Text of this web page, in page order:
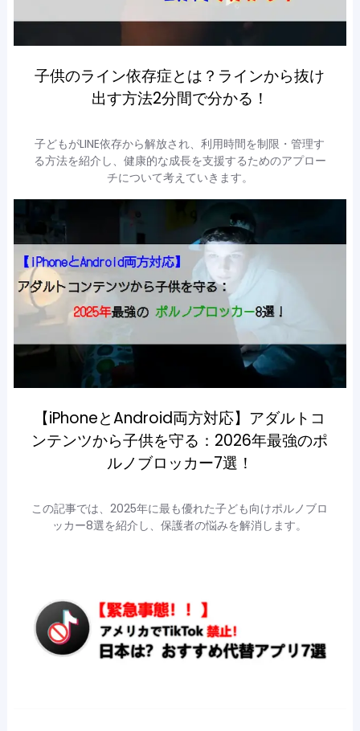
子供のライン依存症とは？ラインから抜け
出す方法2分間で分かる！
子どもがLINE依存から解放され、利用時間を制限・管理す
る方法を紹介し、健康的な成長を支援するためのアプロー
チについて考えていきます。
【iPhoneとAndroid両方対応】アダルトコ
ンテンツから子供を守る：2026年最強のポ
ルノブロッカー7選！
この記事では、2025年に最も優れた子ども向けポルノブロ
ッカー8選を紹介し、保護者の悩みを解消します。